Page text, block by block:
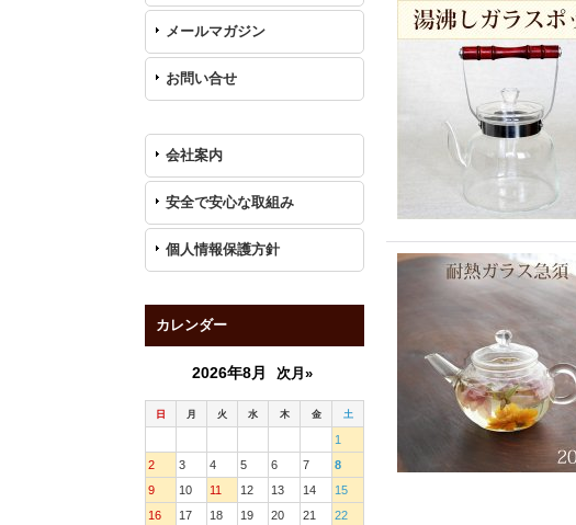
メールマガジン
お問い合せ
会社案内
安全で安心な取組み
個人情報保護方針
カレンダー
2026年8月 次月»
日 月 火 水 木 金 土
1
2
3 4 5 6 7
8
9
10 11 12 13 14
15
16
17 18 19 20 21
22